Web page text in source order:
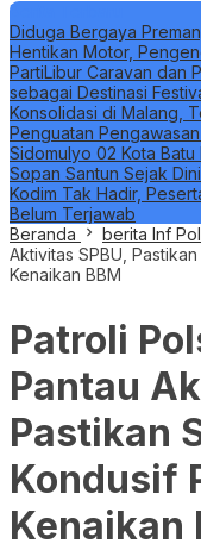
Berita Terbaru
Diduga Bergaya
Hentikan Motor,
PartiLibur Caravan dan
sebagai Destinasi
Konsolidasi di Malang,
Penguatan
Sidomulyo 02 Kota
Sopan Santun Sejak Dini
Kodim Tak Hadir,
Belum Terjawab
Beranda
berita Inf
Aktivitas SPBU,
Kenaikan BBM
Patroli
Pantau
Pastikan
Kondusif
Kenaikan